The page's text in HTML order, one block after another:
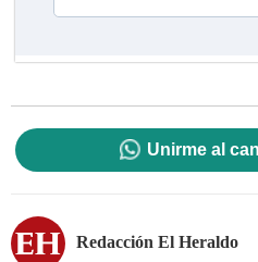
Unirme al
Redacción El Heraldo